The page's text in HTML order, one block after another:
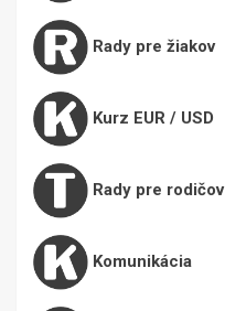
Rady pre žiakov
Kurz EUR / USD
Rady pre rodičov
Komunikácia